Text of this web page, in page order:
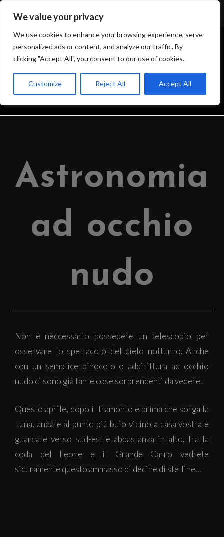
We value your privacy
We use cookies to enhance your browsing experience, serve
personalized ads or content, and analyze our traffic. By
clicking "Accept All", you consent to our use of cookies.
Customize Reject All Accept All
BLOG
IL BLOG DELL’OSSERVATORIO > 2022 > 18 > OSSERVATORIO
Astronomia
ad occhio
nudo
Non è neccessario possedere un telescopio per
osservare lo spettacolo del cielo notturno. Anche
con un semplice binocolo o addirittura ad occhio
nudo ci sono già tante cose sorprendenti da vedere.
Questo aprile, dopo il tramonto e prima che sorga la
Luna, andate al punto più buio vicino a casa vostra e
guardate verso sud-est e abbastanza in alto. Tra la
coda del Leone e il Grande Carro vedrete
sicuramente questo ammasso di decine di stelline…